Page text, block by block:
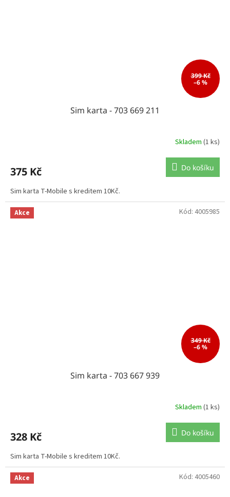
399 Kč
–6 %
Sim karta - 703 669 211
Skladem (1 ks)
375 Kč Do košíku
Sim karta T-Mobile s kreditem 10Kč.
Akce
349 Kč
–6 %
Sim karta - 703 667 939
Skladem (1 ks)
328 Kč Do košíku
Sim karta T-Mobile s kreditem 10Kč.
Kód: 4005985
Akce Kód: 4005460